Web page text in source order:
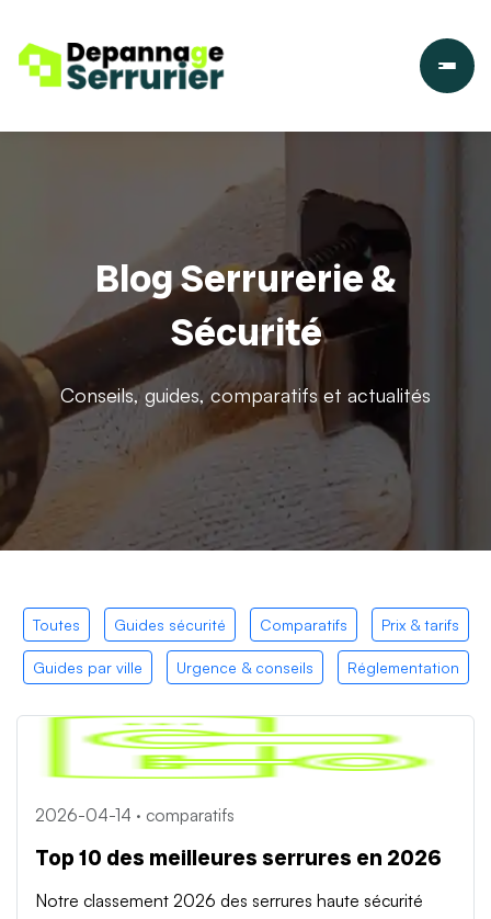
Blog Serrurerie &
Sécurité
Conseils, guides, comparatifs et actualités
Toutes Guides sécurité Comparatifs Prix & tarifs
Guides par ville Urgence & conseils Réglementation
2026-04-14 · comparatifs
Top 10 des meilleures serrures en 2026
Notre classement 2026 des serrures haute sécurité